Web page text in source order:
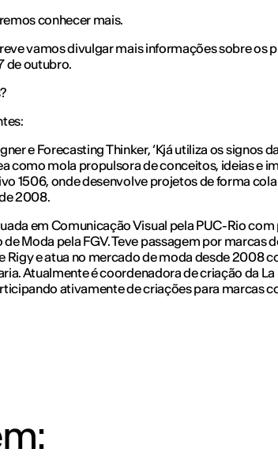
conhecer mais.
vamos divulgar mais informações sobre os
de outubro.
e Forecasting Thinker, ‘Kjá utiliza os signos
como mola propulsora de conceitos, ideias e
1506, onde desenvolve projetos de forma
2008.
em Comunicação Visual pela PUC-Rio
Moda pela FGV. Teve passagem por marcas
Rigy e atua no mercado de moda desde 2008
Atualmente é coordenadora de criação da La
ativamente de criações para marcas